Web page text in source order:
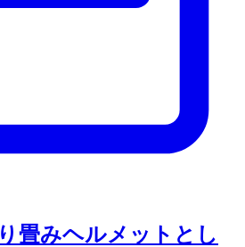
畳みヘルメットとし